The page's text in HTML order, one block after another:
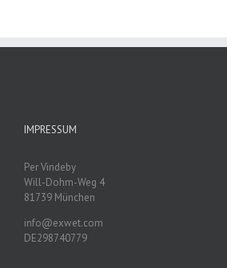
IMPRESSUM
Per Vindeby
Will-Dohm-Weg 4
81739 München
info@exwet.com
DE298740779